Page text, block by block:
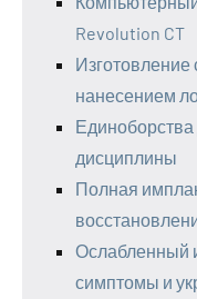
Revolution CT
Изготовление
нанесением
Единоборства
дисциплины
Полная
Ослабленный
симптомы и